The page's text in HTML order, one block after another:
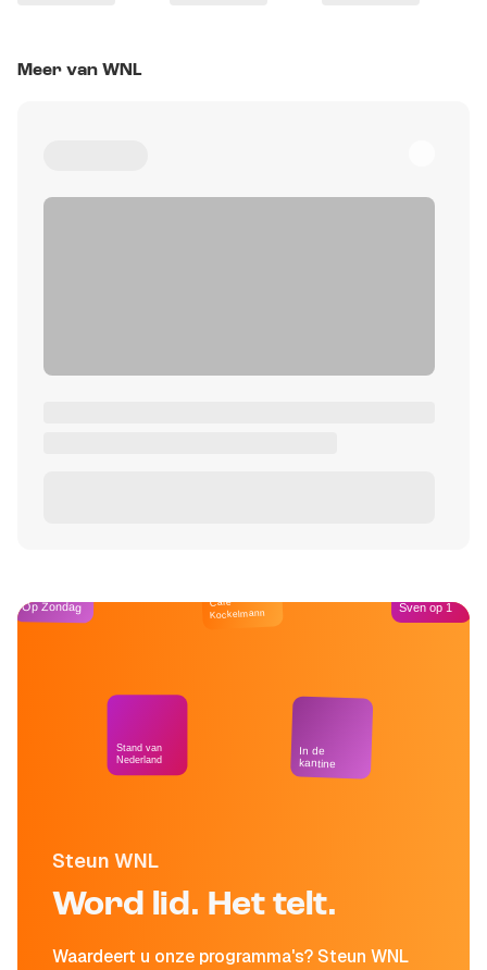
Meer van WNL
Steun WNL
Word lid. Het telt.
Waardeert u onze programma's? Steun WNL
Op Zondag
Stand van
Nederland
Café
Kockelmann
In de
kantine
Sven op 1